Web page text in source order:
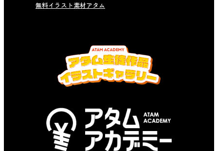
無料イラスト素材アタム